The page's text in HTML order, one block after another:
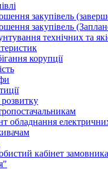
закупівель
закупівель
технічних та
корупції
обладнання
кабінет